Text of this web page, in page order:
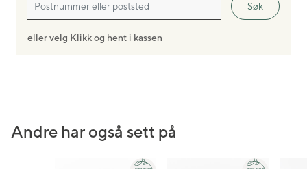
Søk
eller velg Klikk og hent i kassen
Andre har også sett på